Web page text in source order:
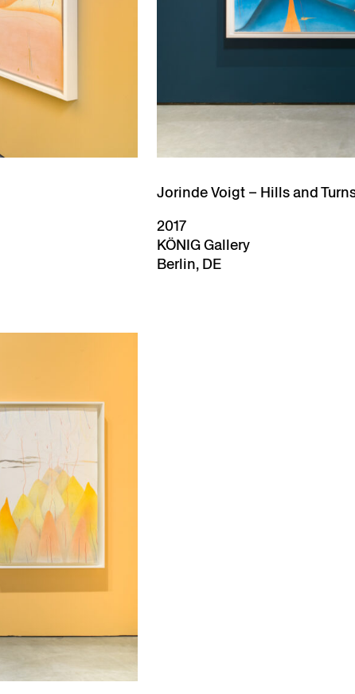
Jorinde Voigt – Hills and
2017
KÖNIG Gallery
Berlin, DE